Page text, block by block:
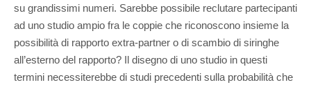
su grandissimi numeri. Sarebbe possibile reclutare partecipanti
ad uno studio ampio fra le coppie che riconoscono insieme la
possibilità di rapporto extra-partner o di scambio di siringhe
all’esterno del rapporto? Il disegno di uno studio in questi
termini necessiterebbe di studi precedenti sulla probabilità che